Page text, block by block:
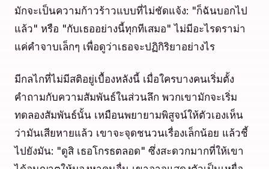
มักจะเป็นความก้าวร้าวแบบที่ไม่ชัดแจ้ง: "ก็ฉันบอกไป
แล้ว" หรือ "กับเธออย่างนี้ทุกทีเสมอ" ไม่มีอะไรดราม่า
แค่คำจาบเล็กๆ เพื่อดูว่าเธอจะปฏิกิริยาอย่างไร
มีกลไกที่ไม่มีสติอยู่เบื้องหลังนี้ เมื่อใครบางคนเริ่มตั้ง
คำถามกับความสัมพันธ์ในส่วนลึก พวกเขามักจะเริ่ม
ทดลองสัมพันธ์นั้น เหมือนพยายามพิสูจน์ให้ตัวเองเห็น
ว่ามันเสียหายแล้ว เขาจะจุดชนวนเรื่องเล็กน้อย แล้วชี้
ไปยังมัน: "ดูสิ เธอโกรธตลอด" ซึ่งสะดวกมากที่ให้เขา